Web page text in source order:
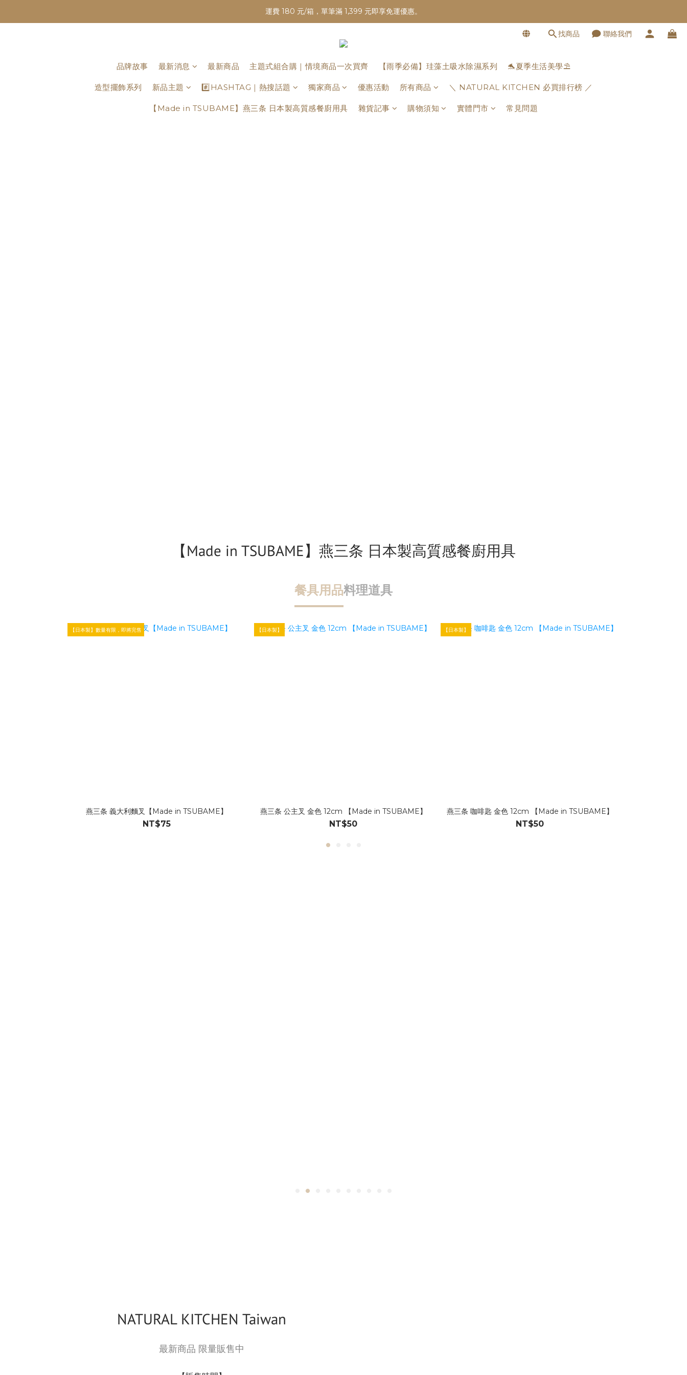
運費 180 元/箱，單筆滿 1,399 元即享免運優惠。
找商品 聯絡我們
品牌故事 最新消息 最新商品 主題式組合購｜情境商品一次買齊 【雨季必備】珪藻土吸水除濕系列 🐬夏季生活美學⛱️
造型擺飾系列 新品主題 #️⃣HASHTAG｜熱搜話題 獨家商品 優惠活動 所有商品 ＼ NATURAL KITCHEN 必買排行榜 ／
【Made in TSUBAME】燕三条 日本製高質感餐廚用具 雜貨記事 購物須知 實體門市 常見問題
【Made in TSUBAME】燕三条 日本製高質感餐廚用具
餐具用品料理道具
【日本製】數量有限，即將完售
燕三条 義大利麵叉【Made in TSUBAME】
NT$75
【日本製】
燕三条 公主叉 金色 12cm 【Made in TSUBAME】
NT$50
【日本製】
燕三条 咖啡匙 金色 12cm 【Made in TSUBAME】
NT$50
NATURAL KITCHEN Taiwan
最新商品 限量販售中